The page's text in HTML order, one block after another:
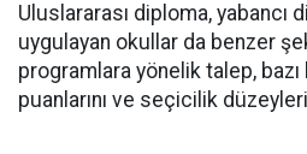
Uluslararası diploma, yabancı
uygulayan okullar da benzer
programlara yönelik talep,
puanlarını ve seçicilik